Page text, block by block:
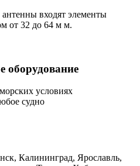
входят элементы
от 32 до 64 м м.
оборудование
условиях
судно
Калининград, Ярославль,